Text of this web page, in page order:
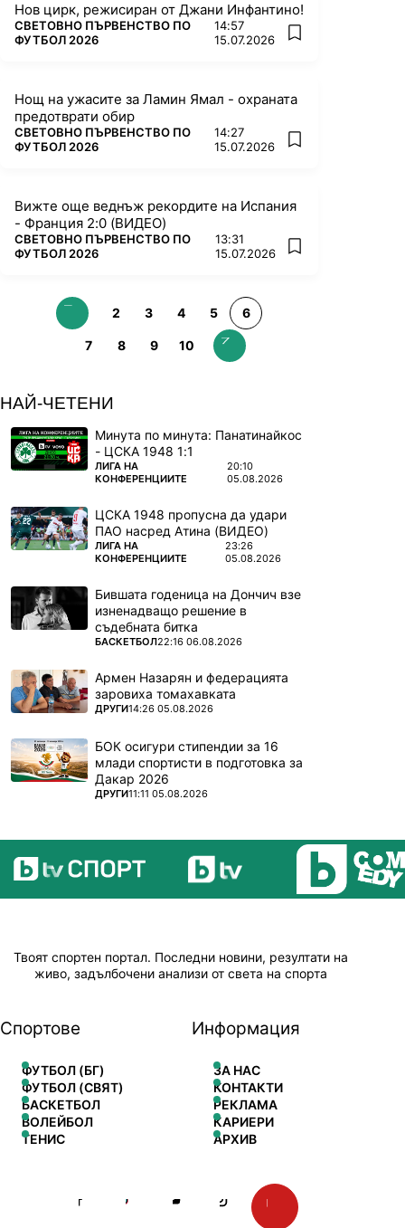
Нов цирк, режисиран от Джани Инфантино!
ПОВЕЧЕ ОТ
СВЕТОВНО ПЪРВЕНСТВО ПО
ФУТБОЛ 2026
14:57
15.07.2026
add favorites
Нощ на ужасите за Ламин Ямал - охраната
предотврати обир
ПОВЕЧЕ ОТ
СВЕТОВНО ПЪРВЕНСТВО ПО
ФУТБОЛ 2026
14:27
15.07.2026
add favorites
Вижте още веднъж рекордите на Испания
- Франция 2:0 (ВИДЕО)
ПОВЕЧЕ ОТ
СВЕТОВНО ПЪРВЕНСТВО ПО
ФУТБОЛ 2026
13:31
15.07.2026
add favorites
2 3 4 5 6
7 8 9 10
НАЙ-ЧЕТЕНИ
Минута по минута: Панатинайкос
- ЦСКА 1948 1:1
ПОВЕЧЕ ОТ
ЛИГА НА
КОНФЕРЕНЦИИТЕ
20:10
05.08.2026
ЦСКА 1948 пропусна да удари
ПАО насред Атина (ВИДЕО)
ПОВЕЧЕ ОТ
ЛИГА НА
КОНФЕРЕНЦИИТЕ
23:26
05.08.2026
Бившата годеница на Дончич взе
изненадващо решение в
съдебната битка
ПОВЕЧЕ ОТ
БАСКЕТБОЛ22:16 06.08.2026
Армен Назарян и федерацията
заровиха томахавката
ПОВЕЧЕ ОТ
ДРУГИ14:26 05.08.2026
БОК осигури стипендии за 16
млади спортисти в подготовка за
Дакар 2026
ПОВЕЧЕ ОТ
ДРУГИ11:11 05.08.2026
Твоят спортен портал. Последни новини, резултати на
живо, задълбочени анализи от света на спорта
Спортове
ФУТБОЛ (БГ)
ФУТБОЛ (СВЯТ)
БАСКЕТБОЛ
ВОЛЕЙБОЛ
ТЕНИС
Информация
ЗА НАС
КОНТАКТИ
РЕКЛАМА
КАРИЕРИ
АРХИВ